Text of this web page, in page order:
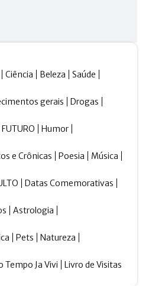
Ciência Beleza Saúde
gerais Drogas
Humor
e Crônicas Poesia Música
Datas Comemorativas
Astrologia
Pets Natureza
Tempo Ja Vivi Livro de Visitas